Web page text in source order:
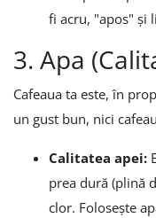
fi acru, "apos" și
3. Apa
Cafeaua ta este, în
un gust bun, nici
Calitatea apei:
prea dură (plină
clor. Folosește